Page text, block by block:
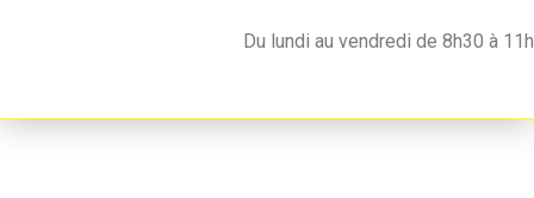
Du lundi au vendredi de 8h30 à